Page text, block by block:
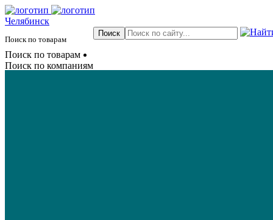
Челябинск
Поиск по товарам
Поиск по товарам
Поиск по компаниям